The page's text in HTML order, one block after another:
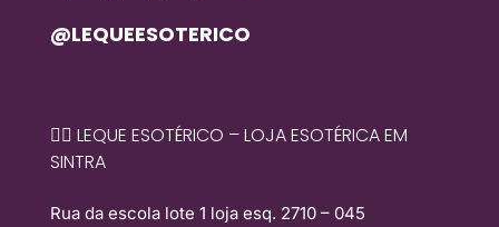
@LEQUEESOTERICO
🧙‍♀️ LEQUE ESOTÉRICO – LOJA ESOTÉRICA EM
SINTRA
Rua da escola lote 1 loja esq. 2710 – 045